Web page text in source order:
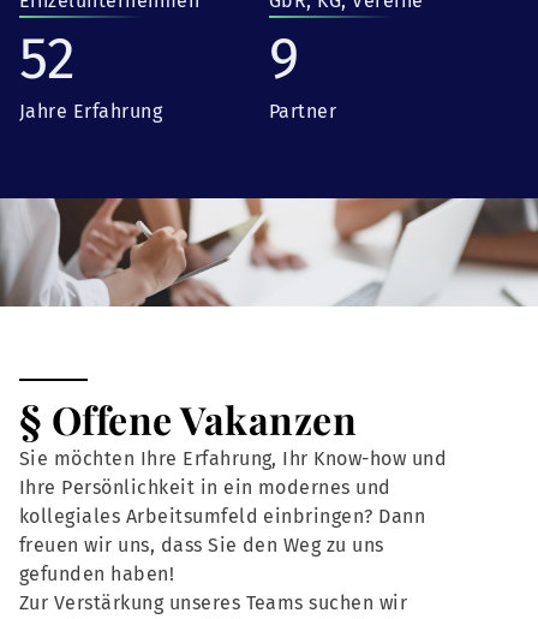
52
Jahre Erfahrung
9
Partner
§ Offene Vakanzen
Sie möchten Ihre Erfahrung, Ihr Know-how und
Ihre Persönlichkeit in ein modernes und
kollegiales Arbeitsumfeld einbringen? Dann
freuen wir uns, dass Sie den Weg zu uns
gefunden haben!
Zur Verstärkung unseres Teams suchen wir